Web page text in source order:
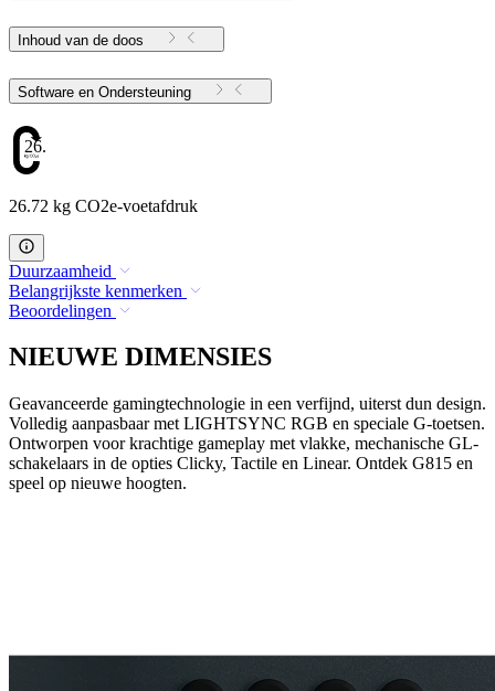
Inhoud van de doos
Software en Ondersteuning
26.72
26.72 kg CO2e-voetafdruk
Duurzaamheid
Belangrijkste kenmerken
Beoordelingen
NIEUWE DIMENSIES
Geavanceerde gamingtechnologie in een verfijnd, uiterst dun design.
Volledig aanpasbaar met LIGHTSYNC RGB en speciale G-toetsen.
Ontworpen voor krachtige gameplay met vlakke, mechanische GL-
schakelaars in de opties Clicky, Tactile en Linear. Ontdek G815 en
speel op nieuwe hoogten.